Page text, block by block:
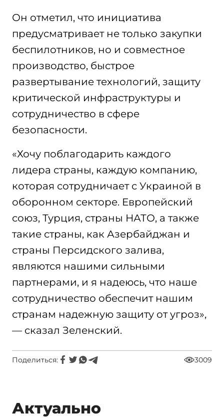
Он отметил, что инициатива
предусматривает не только закупки
беспилотников, но и совместное
производство, быстрое
развертывание технологий, защиту
критической инфраструктуры и
сотрудничество в сфере
безопасности.
«Хочу поблагодарить каждого
лидера страны, каждую компанию,
которая сотрудничает с Украиной в
оборонном секторе. Европейский
союз, Турция, страны НАТО, а также
такие страны, как Азербайджан и
страны Персидского залива,
являются нашими сильными
партнерами, и я надеюсь, что наше
сотрудничество обеспечит нашим
странам надежную защиту от угроз»,
— сказал Зеленский.
Поделиться: 3009
Актуально